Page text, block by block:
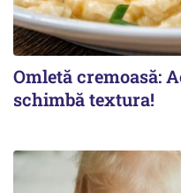
Omletă cremoasă:
schimbă textura!